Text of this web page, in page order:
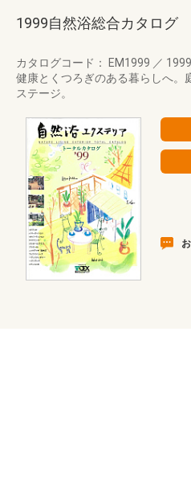
1999自然浴総合カタログ
カタログコード： EM1999 ／
健康とくつろぎのある暮らしへ。
ステージ。